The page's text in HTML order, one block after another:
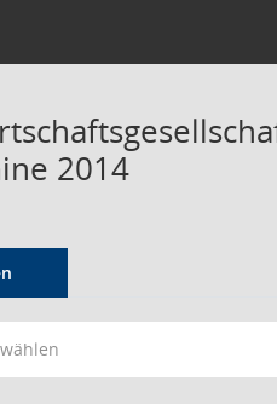
2014